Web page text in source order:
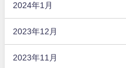
2024年1月
2023年12月
2023年11月